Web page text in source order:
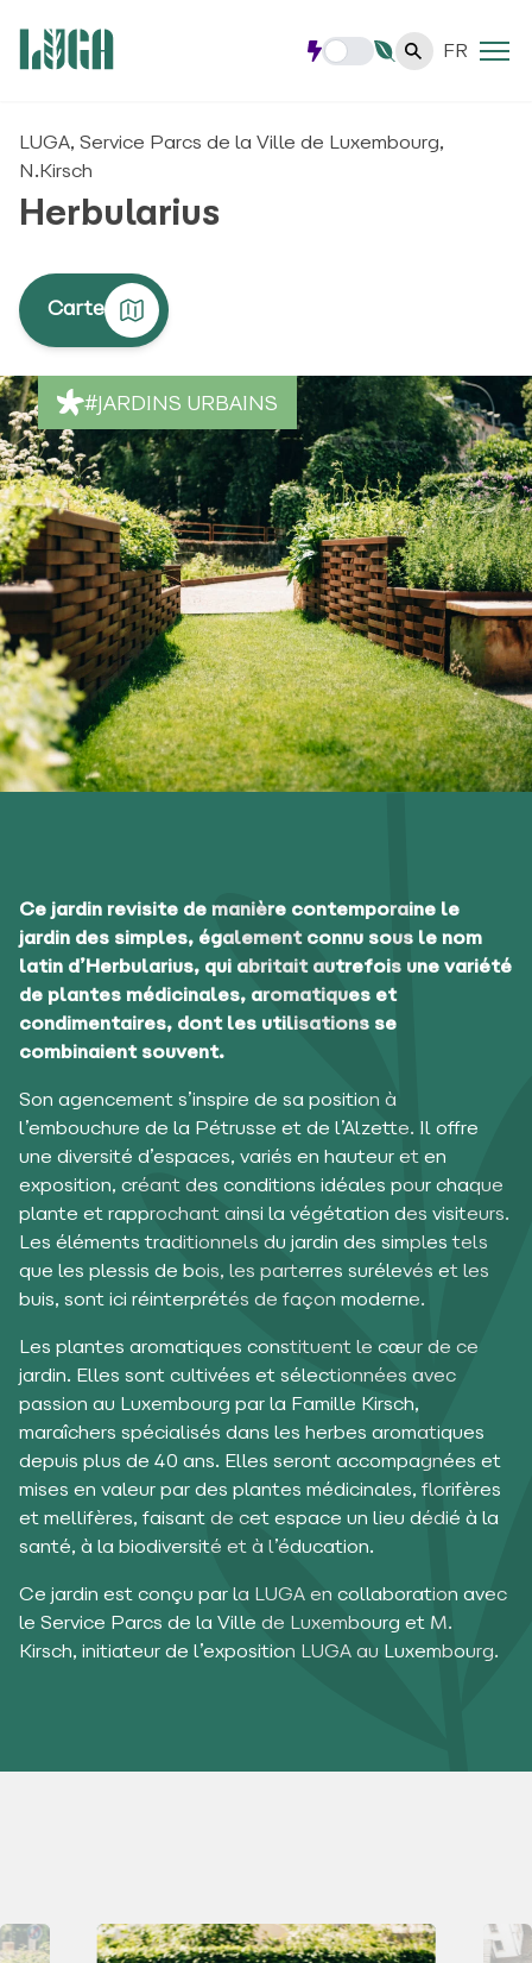
FR
#JARDINS URBAINS
LUGA, Service Parcs de la Ville de Luxembourg,
N.Kirsch
Herbularius
Carte
Ce jardin revisite de manière contemporaine le
jardin des simples, également connu sous le nom
latin d’Herbularius, qui abritait autrefois une variété
de plantes médicinales, aromatiques et
condimentaires, dont les utilisations se
combinaient souvent.
Son agencement s’inspire de sa position à
l’embouchure de la Pétrusse et de l’Alzette. Il offre
une diversité d’espaces, variés en hauteur et en
exposition, créant des conditions idéales pour chaque
plante et rapprochant ainsi la végétation des visiteurs.
Les éléments traditionnels du jardin des simples tels
que les plessis de bois, les parterres surélevés et les
buis, sont ici réinterprétés de façon moderne.
Les plantes aromatiques constituent le cœur de ce
jardin. Elles sont cultivées et sélectionnées avec
passion au Luxembourg par la Famille Kirsch,
maraîchers spécialisés dans les herbes aromatiques
depuis plus de 40 ans. Elles seront accompagnées et
mises en valeur par des plantes médicinales, florifères
et mellifères, faisant de cet espace un lieu dédié à la
santé, à la biodiversité et à l’éducation.
Ce jardin est conçu par la LUGA en collaboration avec
le Service Parcs de la Ville de Luxembourg et M.
Kirsch, initiateur de l’exposition LUGA au Luxembourg.